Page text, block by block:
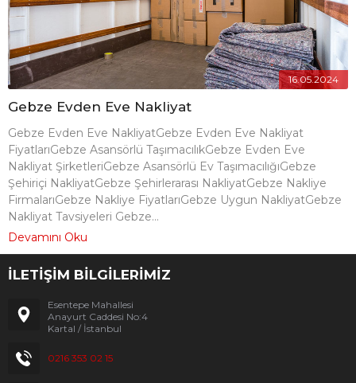
16.05.2024
Gebze Evden Eve Nakliyat
Gebze Evden Eve NakliyatGebze Evden Eve Nakliyat
FiyatlarıGebze Asansörlü TaşımacılıkGebze Evden Eve
Nakliyat ŞirketleriGebze Asansörlü Ev TaşımacılığıGebze
Şehiriçi NakliyatGebze Şehirlerarası NakliyatGebze Nakliye
FirmalarıGebze Nakliye FiyatlarıGebze Uygun NakliyatGebze
Nakliyat Tavsiyeleri Gebze...
Devamını Oku
İLETİŞİM BİLGİLERİMİZ
Esentepe Mahallesi
Anayurt Caddesi No:4
Kartal / İstanbul
0216 353 02 15